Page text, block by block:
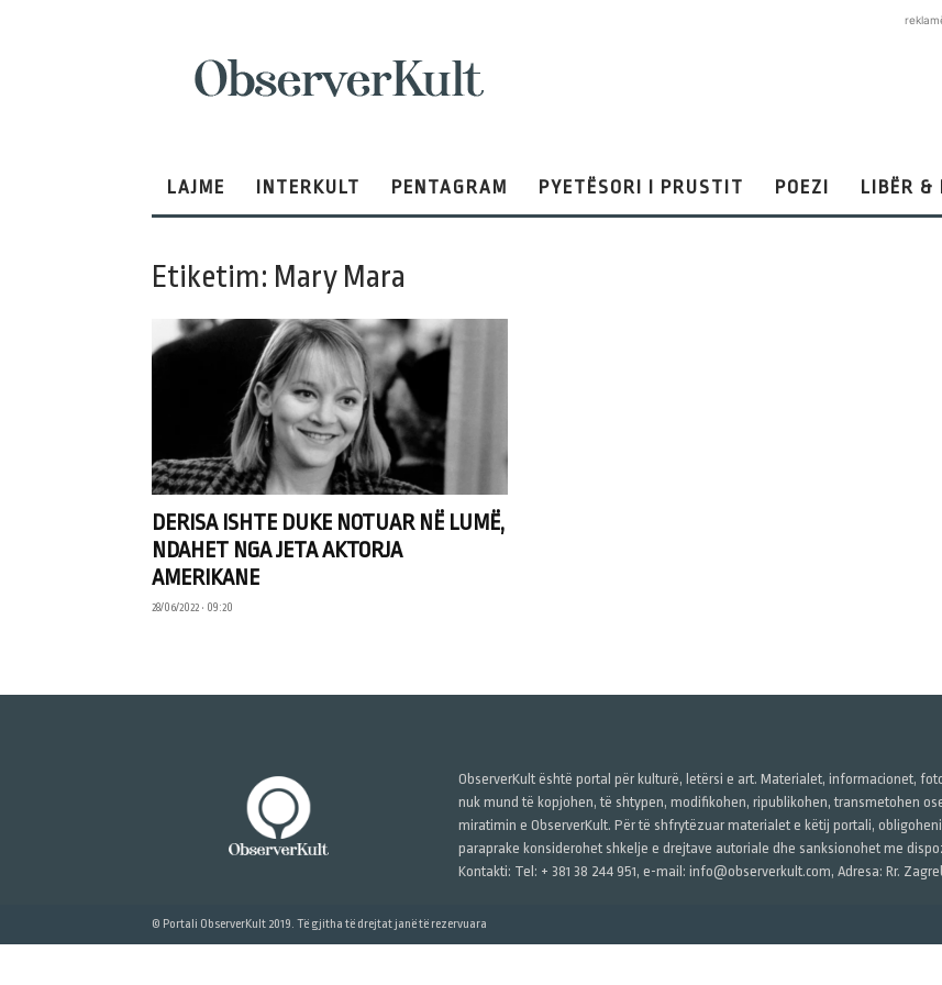
LAJME INTERKULT PENTAGRAM PYETËSORI I PRUSTIT POEZI LIBËR &
Etiketim: Mary Mara
DERISA ISHTE DUKE NOTUAR NË LUMË,
NDAHET NGA JETA AKTORJA
AMERIKANE
28/06/2022 • 09:20
ObserverKult është portal për kulturë, letërsi e art. Materialet, informacionet,
nuk mund të kopjohen, të shtypen, modifikohen, ripublikohen, transmetohen
miratimin e ObserverKult. Për të shfrytëzuar materialet e këtij portali,
paraprake konsiderohet shkelje e drejtave autoriale dhe sanksionohet me
Kontakti: Tel: + 381 38 244 951, e-mail: info@observerkult.com, Adresa: Rr.
© Portali ObserverKult 2019. Të gjitha të drejtat janë të rezervuara